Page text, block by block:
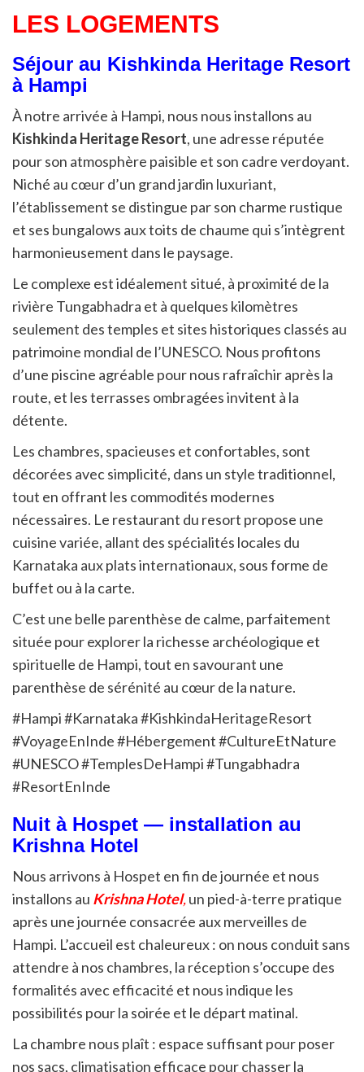
LES LOGEMENTS
Séjour au Kishkinda Heritage Resort
à Hampi
À notre arrivée à Hampi, nous nous installons au
Kishkinda Heritage Resort, une adresse réputée
pour son atmosphère paisible et son cadre verdoyant.
Niché au cœur d’un grand jardin luxuriant,
l’établissement se distingue par son charme rustique
et ses bungalows aux toits de chaume qui s’intègrent
harmonieusement dans le paysage.
Le complexe est idéalement situé, à proximité de la
rivière Tungabhadra et à quelques kilomètres
seulement des temples et sites historiques classés au
patrimoine mondial de l’UNESCO. Nous profitons
d’une piscine agréable pour nous rafraîchir après la
route, et les terrasses ombragées invitent à la
détente.
Les chambres, spacieuses et confortables, sont
décorées avec simplicité, dans un style traditionnel,
tout en offrant les commodités modernes
nécessaires. Le restaurant du resort propose une
cuisine variée, allant des spécialités locales du
Karnataka aux plats internationaux, sous forme de
buffet ou à la carte.
C’est une belle parenthèse de calme, parfaitement
située pour explorer la richesse archéologique et
spirituelle de Hampi, tout en savourant une
parenthèse de sérénité au cœur de la nature.
#Hampi #Karnataka #KishkindaHeritageResort
#VoyageEnInde #Hébergement #CultureEtNature
#UNESCO #TemplesDeHampi #Tungabhadra
#ResortEnInde
Nuit à Hospet — installation au
Krishna Hotel
Nous arrivons à Hospet en fin de journée et nous
installons au Krishna Hotel,un pied-à-terre pratique
après une journée consacrée aux merveilles de
Hampi. L’accueil est chaleureux : on nous conduit sans
attendre à nos chambres, la réception s’occupe des
formalités avec efficacité et nous indique les
possibilités pour la soirée et le départ matinal.
La chambre nous plaît : espace suffisant pour poser
nos sacs, climatisation efficace pour chasser la